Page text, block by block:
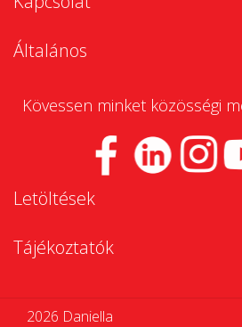
Általános
Kövessen minket közösségi
Letöltések
Tájékoztatók
2026 Daniella